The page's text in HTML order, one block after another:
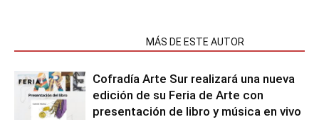
MÁS DE ESTE AUTOR
Cofradía Arte Sur realizará una nueva
edición de su Feria de Arte con
presentación de libro y música en vivo